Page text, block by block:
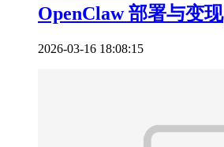
OpenClaw 部署与变现
2026-03-16 18:08:15